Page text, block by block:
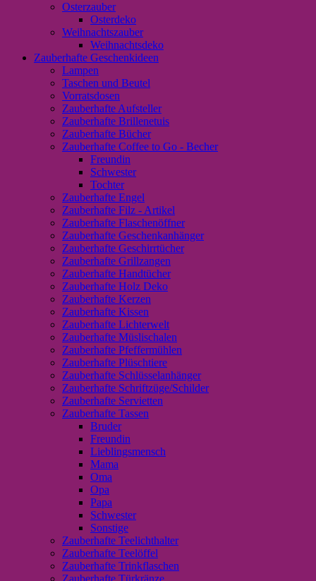
Osterzauber
Osterdeko
Weihnachtszauber
Weihnachtsdeko
Zauberhafte Geschenkideen
Lampen
Taschen und Beutel
Vorratsdosen
Zauberhafte Aufsteller
Zauberhafte Brillenetuis
Zauberhafte Bücher
Zauberhafte Coffee to Go - Becher
Freundin
Schwester
Tochter
Zauberhafte Engel
Zauberhafte Filz - Artikel
Zauberhafte Flaschenöffner
Zauberhafte Geschenkanhänger
Zauberhafte Geschirrtücher
Zauberhafte Grillzangen
Zauberhafte Handtücher
Zauberhafte Holz Deko
Zauberhafte Kerzen
Zauberhafte Kissen
Zauberhafte Lichterwelt
Zauberhafte Müslischalen
Zauberhafte Pfeffermühlen
Zauberhafte Plüschtiere
Zauberhafte Schlüsselanhänger
Zauberhafte Schriftzüge/Schilder
Zauberhafte Servietten
Zauberhafte Tassen
Bruder
Freundin
Lieblingsmensch
Mama
Oma
Opa
Papa
Schwester
Sonstige
Zauberhafte Teelichthalter
Zauberhafte Teelöffel
Zauberhafte Trinkflaschen
Zauberhafte Türkränze